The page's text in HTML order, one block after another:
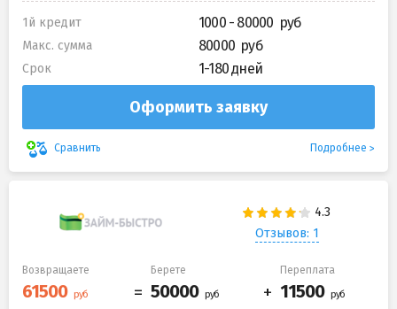
1й кредит 1000 - 80000
Макс. сумма 80000
Срок 1-180 дней
Оформить заявку
Сравнить Подробнее
Отзывов: 1
Возвращаете Берете Переплата